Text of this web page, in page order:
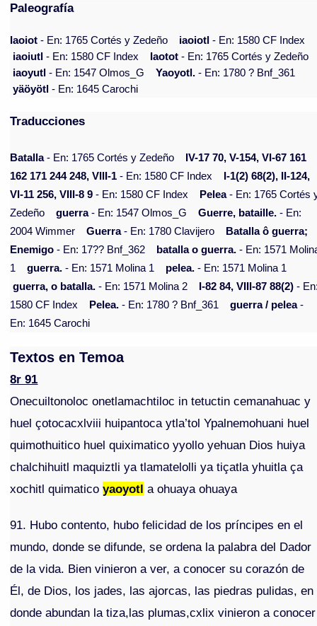
Paleografía
Iaoiot - En: 1765 Cortés y Zedeño iaoiotl - En: 1580 CF Index
iaoiutl - En: 1580 CF Index Iaotot - En: 1765 Cortés y Zedeño
iaoyutl - En: 1547 Olmos_G Yaoyotl. - En: 1780 ? Bnf_361
yäöyötl - En: 1645 Carochi
Traducciones
Batalla- En: 1765 Cortés y Zedeño
IV-17 70, V-154, VI-67 161
162 171 244 248, VIII-1 - En: 1580 CF Index
I-1(2) 68(2), II-124,
VI-11 256, VIII-8 9 - En: 1580 CF Index Pelea- En: 1765 Cortés
Zedeño
guerra- En: 1547 Olmos_G Guerre, bataille. - En:
2004 Wimmer
Guerra- En: 1780 Clavijero
Batalla ô guerra;
Enemigo - En: 17?? Bnf_362 batalla o guerra. - En: 1571
1
guerra. - En: 1571 Molina 1 pelea. - En: 1571 Molina 1
guerra, o batalla. - En: 1571 Molina 2 I-82 84, VIII-87 88(2) -
1580 CF Index
Pelea. - En: 1780 ? Bnf_361 guerra / pelea-
En: 1645 Carochi
Textos en Temoa
8r 91
Onecuiltonoloc onetlamachtiloc in tetuctin cemanahuac y
huel çotocacxlviii huipantoca ytla’tol Ypalnemohuani huel
quimothuitico huel quiximatico yyollo yehuan Dios huiya
chalchihuitl maquiztli ya tlamatelolli ya tiçatla yhuitla ça
xochitl quimaticoyaoyotl a ohuaya ohuaya
91. Hubo contento, hubo felicidad de los príncipes en el
mundo, donde se difunde, se ordena la palabra del Dador
de la vida. Bien vinieron a ver, a conocer su corazón de
Él, de Dios, los jades, las ajorcas, las piedras pulidas, en
donde abundan la tiza,las plumas,cxlix vinieron a conocer